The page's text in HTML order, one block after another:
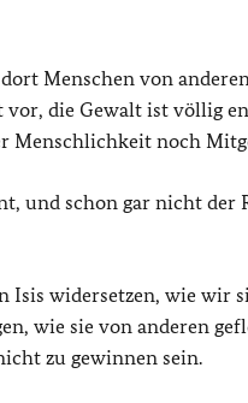
Menschen von
die Gewalt ist völlig
Menschlichkeit noch
und schon gar nicht der
Isis widersetzen, wie wir
wie sie von anderen
zu gewinnen sein.